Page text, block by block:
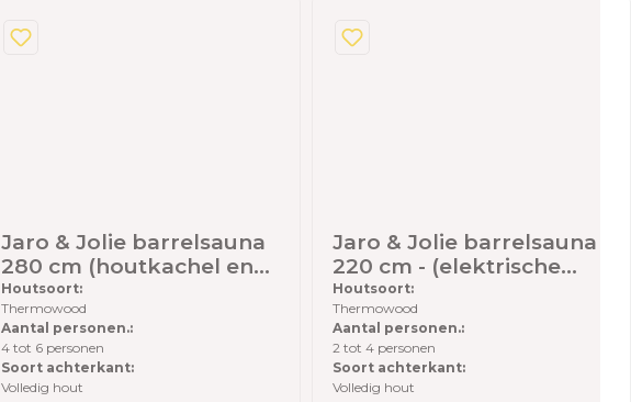
Jaro & Jolie barrelsauna
280 cm (houtkachel en
houten achterwand) -
Thermowood - inclusief
dakshingles en elzen
vloer
Houtsoort:
Thermowood
Aantal personen.:
4 tot 6 personen
Soort achterkant:
Volledig hout
Jaro & Jolie barrelsauna
220 cm - (elektrische
kachel en houten
achterwand) -
Thermowood- inclusief
dakshingles en elzen
vloer
Houtsoort:
Thermowood
Aantal personen.:
2 tot 4 personen
Soort achterkant:
Volledig hout